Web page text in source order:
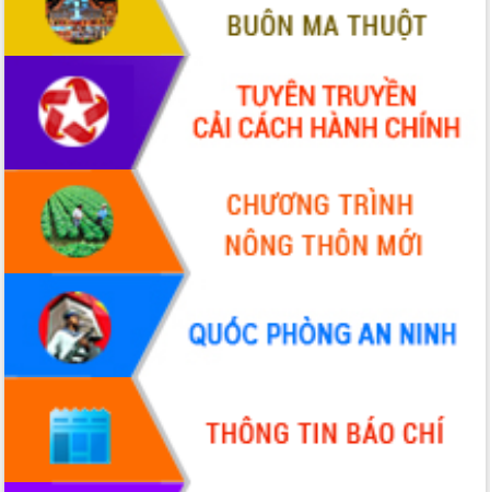
Xây dựng nông thôn mới: Nâng cao đời
sống người dân từ những mô hình thiết
Quyết liệt tháo gỡ vướng mắc, đẩy
nhanh tiến độ các dự án trọng điểm
trong Khu kinh tế Nam Phú Yên
Hòn Yến phát triển du lịch gắn với bảo
tồn biển
Lấy ý kiến điều chỉnh Quy hoạch tỉnh
Đắk Lắk thời kỳ 2021-2030, tầm nhìn
đến năm 2050
Phát động chiến dịch 30 ngày đêm
giải phóng mặt bằng Tuyến đường bộ
ven biển
Đắk Lắk nỗ lực thúc đẩy tăng trưởng
kinh tế từ 10% trở lên trong Quý
II/2026
Đắk Lắk ký kết thỏa thuận hợp tác về
chuyển đổi số giai đoạn 2026 – 2030
với Tập đoàn Bưu chính Viễn thông
Việt Nam